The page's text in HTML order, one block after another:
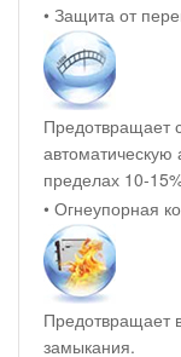
• Защита от
Предотвращает
пределах 10-
• Огнеупорная
Предотвращает
замыкания.